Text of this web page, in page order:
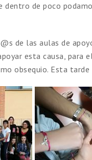
dentro de poco
de las aulas de
esta causa, para
obsequio. Esta